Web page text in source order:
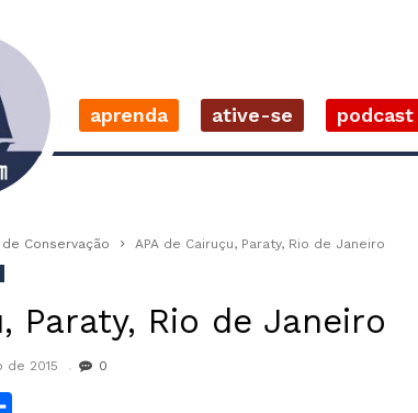
aprenda ative-se podcast
Conservação APA de Cairuçu, Paraty, Rio de Janeiro
Paraty, Rio de Janeiro
de 2015 0